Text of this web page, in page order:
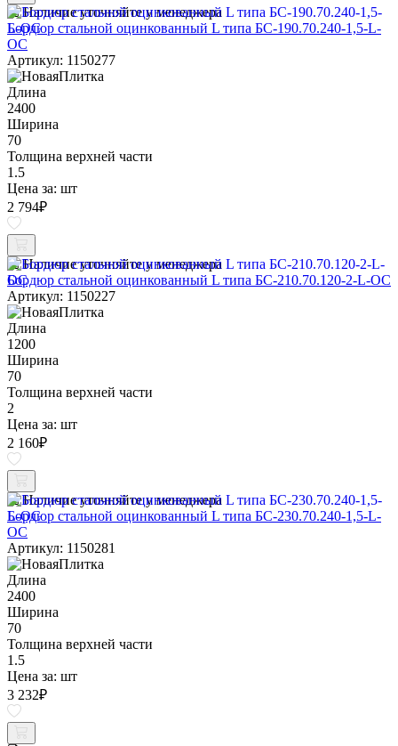
Наличие уточняйте у менеджера
Бордюр стальной оцинкованный L типа БС-190.70.240-1,5-L-
ОС
Артикул: 1150277
Длина
2400
Ширина
70
Толщина верхней части
1.5
Цена за: шт
2 794₽
Наличие уточняйте у менеджера
Бордюр стальной оцинкованный L типа БС-210.70.120-2-L-ОС
Артикул: 1150227
Длина
1200
Ширина
70
Толщина верхней части
2
Цена за: шт
2 160₽
Наличие уточняйте у менеджера
Бордюр стальной оцинкованный L типа БС-230.70.240-1,5-L-
ОС
Артикул: 1150281
Длина
2400
Ширина
70
Толщина верхней части
1.5
Цена за: шт
3 232₽